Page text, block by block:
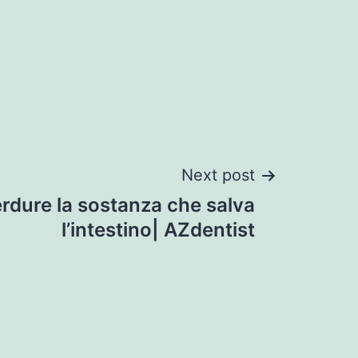
Next post
la sostanza che salva
l’intestino| AZdentist